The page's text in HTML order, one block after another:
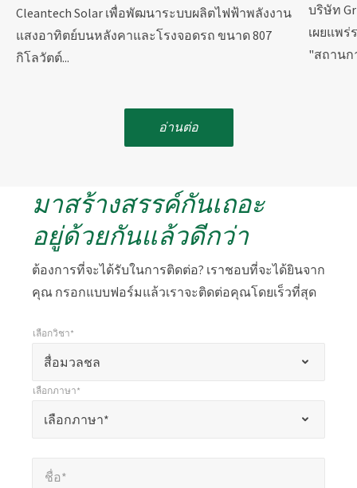
Cleantech Solar เพื่อพัฒนาระบบผลิตไฟฟ้าพลังงาน
แสงอาทิตย์บนหลังคาและโรงจอดรถ ขนาด 807
กิโลวัตต์...
บริษัท
เผยแพร่
"สถานก
อ่านต่อ
มาสร้างสรรค์กันเถอะ
อยู่ด้วยกันแล้วดีกว่า
ต้องการที่จะได้รับในการติดต่อ? เราชอบที่จะได้ยินจาก
คุณ กรอกแบบฟอร์มแล้วเราจะติดต่อคุณโดยเร็วที่สุด
เครื่องหมาย
แสดง
ถึง
สื่อมวลชล
เลือกวิชา*
เลือกภาษา*
เลือกภาษา*
ชื่อ*